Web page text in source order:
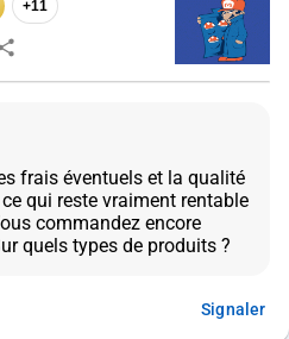
+11
frais éventuels et la qualité
qui reste vraiment rentable
commandez encore
Signaler